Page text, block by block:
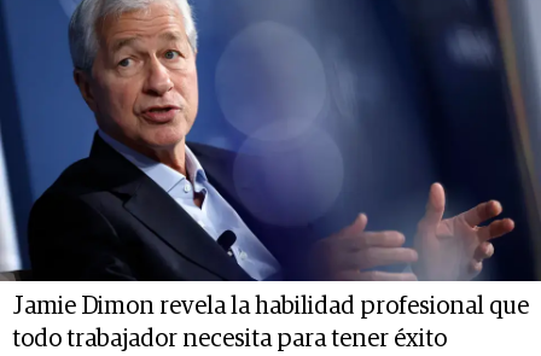
Jamie Dimon revela la habilidad profesional que
todo trabajador necesita para tener éxito